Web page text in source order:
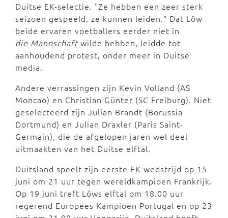
Duitse EK-selectie. "Ze hebben een zeer sterk
seizoen gespeeld, ze kunnen leiden." Dat Löw
beide ervaren voetballers eerder niet in
die Mannschaftwilde hebben, leidde tot
aanhoudend protest, onder meer in Duitse
media.
Andere verrassingen zijn Kevin Volland (AS
Moncao) en Christian Günter (SC Freiburg). Niet
geselecteerd zijn Julian Brandt (Borussia
Dortmund) en Julian Draxler (Paris Saint-
Germain), die de afgelopen jaren wel deel
uitmaakten van het Duitse elftal.
Duitsland speelt zijn eerste EK-wedstrijd op 15
juni om 21 uur tegen wereldkampioen Frankrijk.
Op 19 juni treft Löws elftal om 18.00 uur
regerend Europees Kampioen Portugal en op 23